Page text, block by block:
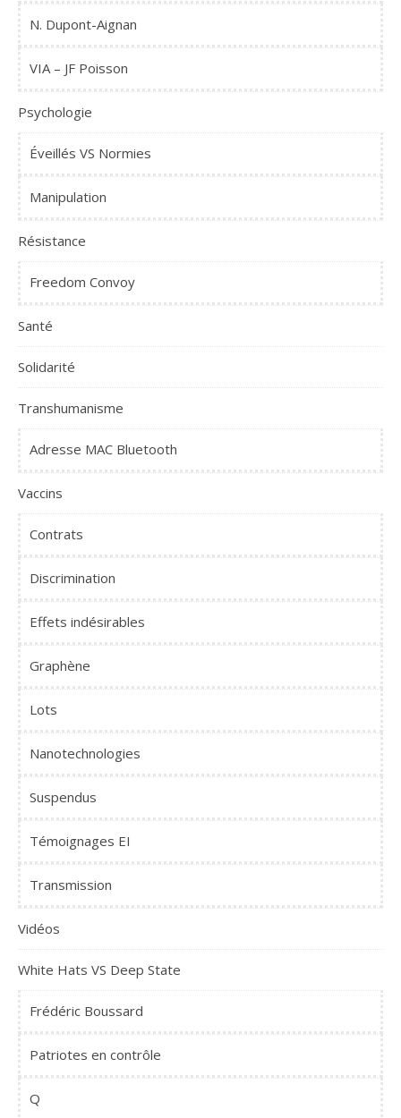
N. Dupont-Aignan
VIA – JF Poisson
Psychologie
Éveillés VS Normies
Manipulation
Résistance
Freedom Convoy
Santé
Solidarité
Transhumanisme
Adresse MAC Bluetooth
Vaccins
Contrats
Discrimination
Effets indésirables
Graphène
Lots
Nanotechnologies
Suspendus
Témoignages EI
Transmission
Vidéos
White Hats VS Deep State
Frédéric Boussard
Patriotes en contrôle
Q